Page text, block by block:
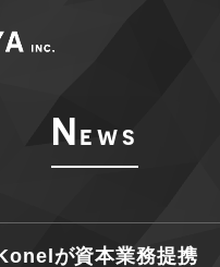
News
が資本業務提携